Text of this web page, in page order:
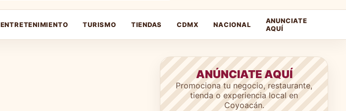
ENTRETENIMIENTO TURISMO TIENDAS CDMX NACIONAL
ANUNCIATE
AQUÍ
ANÚNCIATE AQUÍ
Promociona tu negocio, restaurante,
tienda o experiencia local en
Coyoacán.